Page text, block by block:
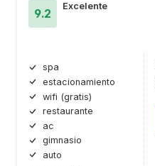
9.2
Excelente
spa
estacionamiento
wifi (gratis)
restaurante
ac
gimnasio
auto